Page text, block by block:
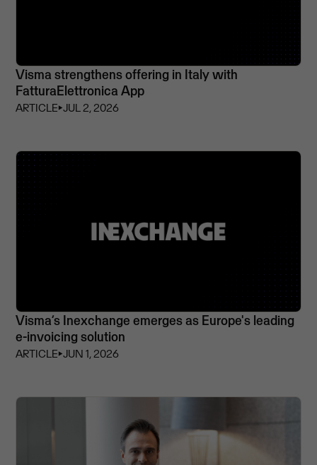
Visma strengthens offering in Italy with
FatturaElettronica App
ARTICLE⏵JUL 2, 2026
Visma’s Inexchange emerges as Europe's leading
e-invoicing solution
ARTICLE⏵JUN 1, 2026